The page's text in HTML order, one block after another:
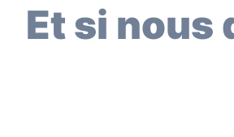
Et si nous